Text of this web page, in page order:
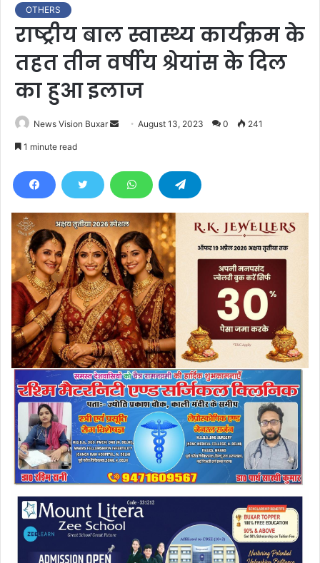
OTHERS
राष्ट्रीय बाल स्वास्थ्य कार्यक्रम के
तहत तीन वर्षीय श्रेयांस के दिल
का हुआ इलाज
News Vision Buxar
d
e
m
a
i
l
August 13, 2023 0 241
1 minute read